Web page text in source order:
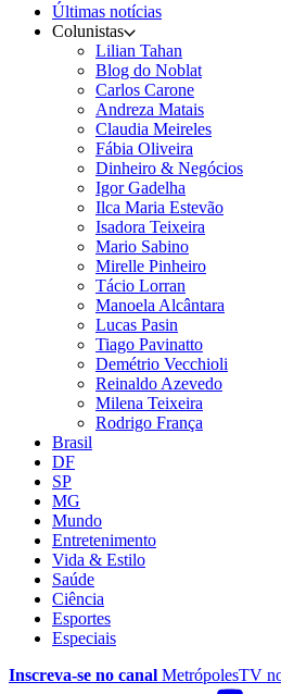
Últimas notícias
Colunistas
Lilian Tahan
Blog do Noblat
Carlos Carone
Andreza Matais
Claudia Meireles
Fábia Oliveira
Dinheiro & Negócios
Igor Gadelha
Ilca Maria Estevão
Isadora Teixeira
Mario Sabino
Mirelle Pinheiro
Tácio Lorran
Manoela Alcântara
Lucas Pasin
Tiago Pavinatto
Demétrio Vecchioli
Reinaldo Azevedo
Milena Teixeira
Rodrigo França
Brasil
DF
SP
MG
Mundo
Entretenimento
Vida & Estilo
Saúde
Ciência
Esportes
Especiais
Inscreva-se no canal MetrópolesTV